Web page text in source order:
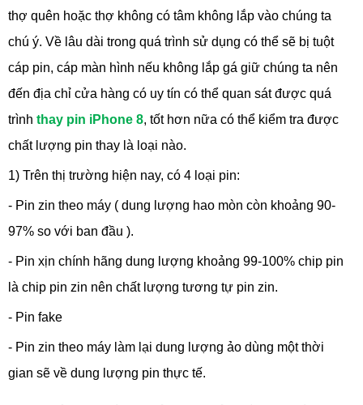
thợ quên hoặc thợ không có tâm không lắp vào chúng ta
chú ý. Về lâu dài trong quá trình sử dụng có thể sẽ bị tuột
cáp pin, cáp màn hình nếu không lắp gá giữ chúng ta nên
đến địa chỉ cửa hàng có uy tín có thể quan sát được quá
trình thay pin iPhone 8, tốt hơn nữa có thể kiểm tra được
chất lượng pin thay là loại nào.
1) Trên thị trường hiện nay, có 4 loại pin:
- Pin zin theo máy ( dung lượng hao mòn còn khoảng 90-
97% so với ban đầu ).
- Pin xịn chính hãng dung lượng khoảng 99-100% chip pin
là chip pin zin nên chất lượng tương tự pin zin.
- Pin fake
- Pin zin theo máy làm lại dung lượng ảo dùng một thời
gian sẽ về dung lượng pin thực tế.